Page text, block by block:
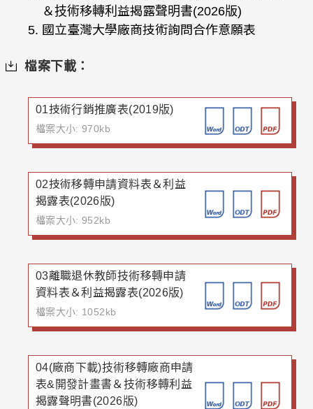
＆技術移轉利益揭露聲明書(2026版)
國立臺灣大學廠商技術詢問合作意願表
檔案下載：
01技術行銷推廣表(2019版)
檔案大小: 970kb
02技術移轉申請資料表＆利益
揭露表(2026版)
檔案大小: 952kb
03離職退休教師技術移轉申請
資料表＆利益揭露表(2026版)
檔案大小: 1052kb
04(廠商下載)技術移轉廠商申請
表&開發計畫書＆技術移轉利益
揭露聲明書(2026版)